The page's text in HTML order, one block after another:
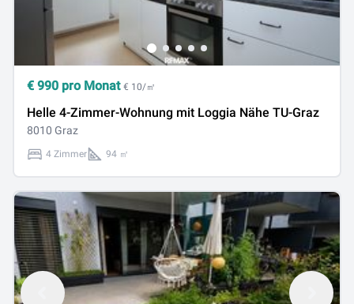
€ 990 pro Monat € 10/㎡
Helle 4-Zimmer-Wohnung mit Loggia Nähe TU-Graz
8010 Graz
4 Zimmer 94 ㎡